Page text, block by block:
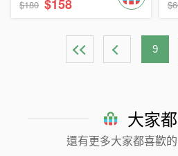
$180 $158
9
大家
還有更多大家都喜歡